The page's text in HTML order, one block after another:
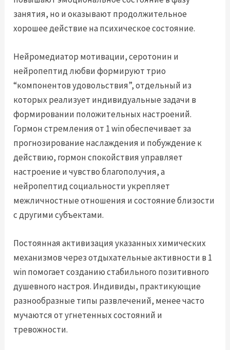
занятия, но и оказывают продолжительное
хорошее действие на психическое состояние.
Нейромедиатор мотивации, серотонин и
нейропептид любви формируют трио
“компонентов удовольствия”, отдельный из
которых реализует индивидуальные задачи в
формировании положительных настроений.
Гормон стремления от 1 win обеспечивает за
прогнозирование наслаждения и побуждение к
действию, гормон спокойствия управляет
настроение и чувство благополучия, а
нейропептид социальности укрепляет
межличностные отношения и состояние близости
с другими субъектами.
Постоянная активизация указанных химических
механизмов через отдыхательные активности в 1
win помогает созданию стабильного позитивного
душевного настроя. Индивиды, практикующие
разнообразные типы развлечений, менее часто
мучаются от угнетенных состояний и
тревожности.